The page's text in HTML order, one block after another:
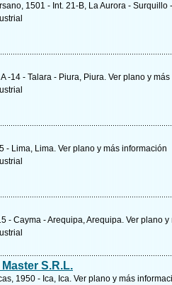
1501 - Int. 21-B, La Aurora -
-14 - Talara - Piura, Piura. Ver plano y más
- Lima, Lima. Ver plano y más información
- Cayma - Arequipa, Arequipa. Ver plano y
S.R.L.
1950 - Ica, Ica. Ver plano y más